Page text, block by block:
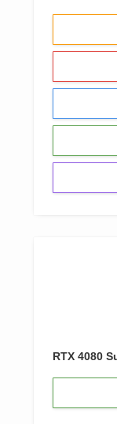
RTX 4080